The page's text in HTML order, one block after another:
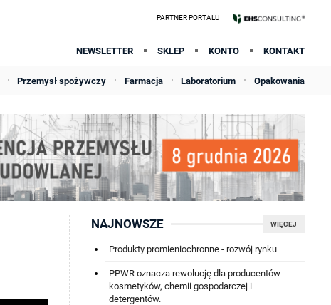
NEWSLETTER SKLEP KONTO KONTAKT
Przemysł spożywczy Farmacja Laboratorium Opakowania
WIĘCEJ
NAJNOWSZE
Produkty promieniochronne - rozwój rynku
PPWR oznacza rewolucję dla producentów
kosmetyków, chemii gospodarczej i
detergentów.